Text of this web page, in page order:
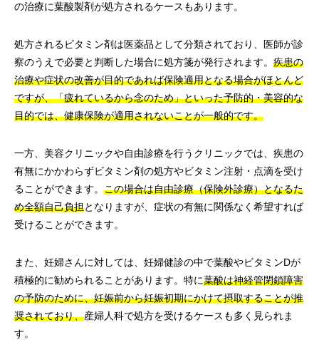
の治療に葉酸製剤が処方されるケースもあります。
処方されるビタミン剤は医薬品として分類されており、医師が診
察のうえで必要と判断した場合に処方箋が発行されます。 疾患の
治療や症状の改善が目的であれば保険適用となる場合がほとんど
ですが、「疲れているから念のため」といった予防的・美容的な
目的では、健康保険が適用されないことが一般的です。
一方、美容クリニックや自由診療を行うクリニックでは、疾患の
有無にかかわらずビタミン剤の処方やビタミン注射・点滴を受け
ることができます。 この場合は自由診療（保険外診療）となるた
め全額自己負担となりますが、症状の有無に関係なく希望すれば
受けることができます。
また、妊婦さんに対しては、妊婦健診の中で葉酸やビタミンDが
積極的に勧められることがあります。特に葉酸は神経管閉鎖障害
の予防のために、妊娠前から妊娠初期にかけて摂取することが推
奨されており、産婦人科で処方を受けるケースも多く見られま
す。